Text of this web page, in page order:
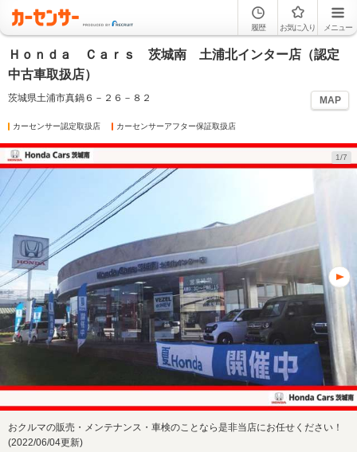
履歴 お気に入り メニュー
Ｈｏｎｄａ Ｃａｒｓ 茨城南 土浦北インター店（認定
中古車取扱店）
茨城県土浦市真鍋６－２６－８２ MAP
カーセンサー認定取扱店 カーセンサーアフター保証取扱店
1/7
おクルマの販売・メンテナンス・車検のことなら是非当店にお任せください！
(2022/06/04更新)